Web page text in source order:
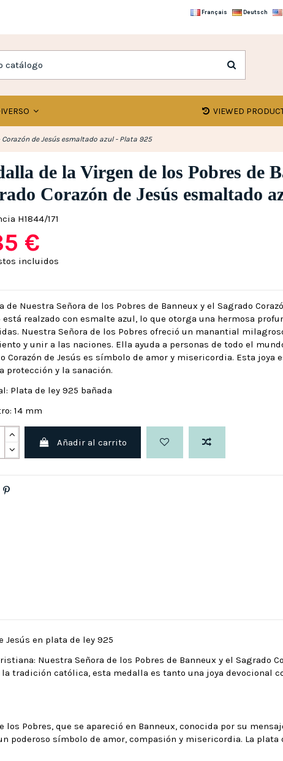
Français Deutsch
VIEWED
de Jesús esmaltado azul - Plata 925
de la Virgen de los Pobres de
Corazón de Jesús esmaltado
H1844/171
€
incluidos
de Nuestra Señora de los Pobres de Banneux y el Sagrado
está realzado con esmalte azul, lo que otorga una hermosa
Nuestra Señora de los Pobres ofreció un manantial
y unir a las naciones. Ella ayuda a personas de todo el
Corazón de Jesús es símbolo de amor y misericordia. Esta
protección y la sanación.
Plata de ley 925 bañada
14 mm
Añadir al carrito
Jesús en plata de ley 925
Nuestra Señora de los Pobres de Banneux y el Sagrado
tradición católica, esta medalla es tanto una joya devocional
Pobres, que se apareció en Banneux, conocida por su
poderoso símbolo de amor, compasión y misericordia. La